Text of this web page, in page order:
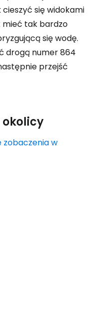
cieszyć się widokami
mieć tak bardzo
się wodę.
drogą numer 864
przejść
okolicy
zobaczenia w